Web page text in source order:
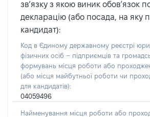
зв’язку з якою виник обов’язок
декларацію (або посада, на яку
кандидат):
Код в Єдиному державному реєстрі
фізичних осіб – підприємців та
формувань місця роботи або
(або місця майбутньої роботи чи
для кандидатів):
04059496
Найменування місця роботи або